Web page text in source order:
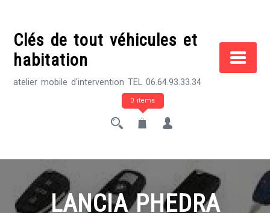
contentClés de tout véhicules et
habitation
atelier mobile d'intervention TEL 06.64.93.33.34
0 items
LANCIA PHEDRA